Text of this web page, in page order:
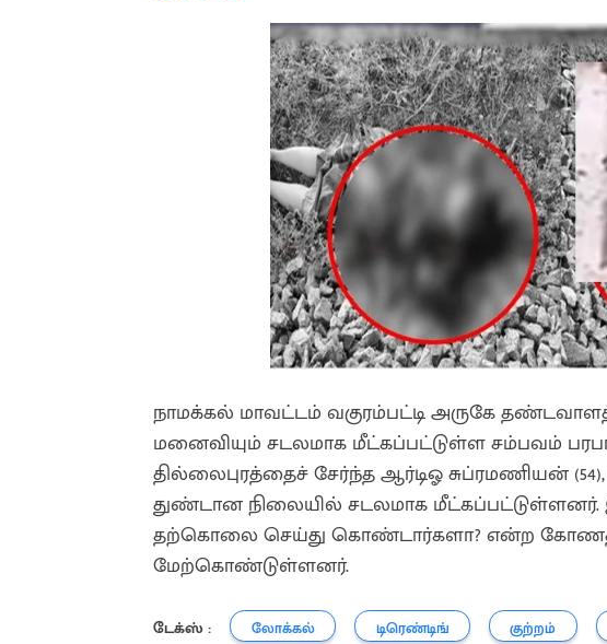
நாமக்கல் மாவட்டம் வகுரம்பட்டி அருகே
மனைவியும் சடலமாக மீட்கப்பட்டுள்ள சம்பவம்
தில்லைபுரத்தைச் சேர்ந்த ஆர்டிஓ சுப்ரமணியன்
துண்டான நிலையில் சடலமாக மீட்கப்பட்டுள்ளனர்.
தற்கொலை செய்து கொண்டார்களா? என்ற
மேற்கொண்டுள்ளனர்.
டேக்ஸ் : லோக்கல் டிரெண்டிங் குற்றம்